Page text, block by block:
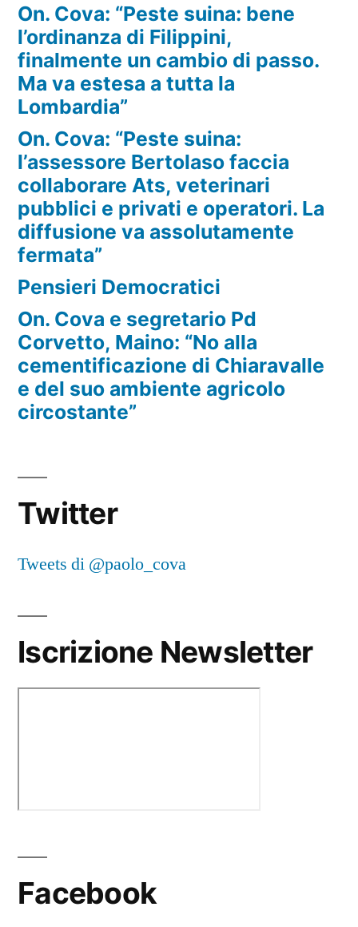
On. Cova: “Peste suina: bene
l’ordinanza di Filippini,
finalmente un cambio di passo.
Ma va estesa a tutta la
Lombardia”
On. Cova: “Peste suina:
l’assessore Bertolaso faccia
collaborare Ats, veterinari
pubblici e privati e operatori. La
diffusione va assolutamente
fermata”
Pensieri Democratici
On. Cova e segretario Pd
Corvetto, Maino: “No alla
cementificazione di Chiaravalle
e del suo ambiente agricolo
circostante”
Twitter
Tweets di @paolo_cova
Iscrizione Newsletter
Facebook